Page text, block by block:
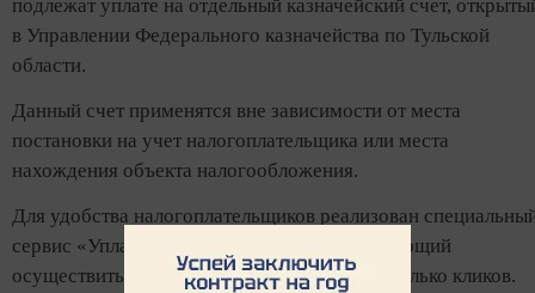
подлежат уплате на отдельный казначейский счет,
в Управлении Федерального казначейства по Тульской
области.
Данный счет применятся вне зависимости от места
постановки на учет налогоплательщика или места
нахождения объекта налогообложения.
Для удобства налогоплательщиков реализован
сервис «Уплата налогов и пошлин», позволяющий
осуществить налоговый платеж всего в несколько кликов.